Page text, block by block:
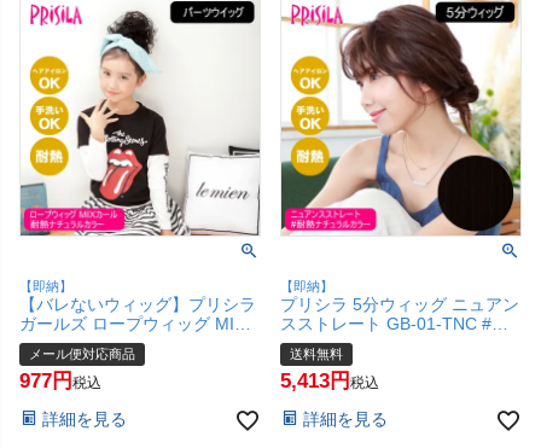
【即納】
【バレないウィッグ】プリシラ
ガールズ ロープウィッグ MIX
カール GVO-01-TNC #耐熱ナチ
ュラルカラー【日本製耐熱ファ
イバー100% ヘアアイロンOK
品】【SBT】(6058335)
メール便対応商品
977 税込
詳細を見る
【即納】
プリシラ 5分ウィッグ ニュアン
スストレート GB-01-TNC #耐
熱ナチュラルカラー 【頭頂部カ
バー 五分ウィッグ 部分ウィッ
グ 地毛を生かす 自然 簡単 お手
料】(6057714)
送料無料
5,413 税込
詳細を見る